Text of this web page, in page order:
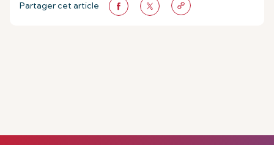
Partager cet article